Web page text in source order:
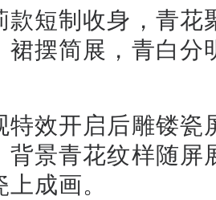
款短制收身，青
裙摆简展，青白
特效开启后雕镂
背景青花纹样随
成画。